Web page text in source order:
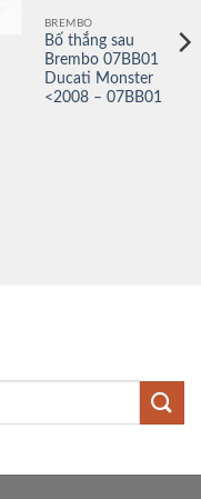
BREMBO
Bố thắng sau
Brembo 07BB01
Ducati Monster
<2008 – 07BB01